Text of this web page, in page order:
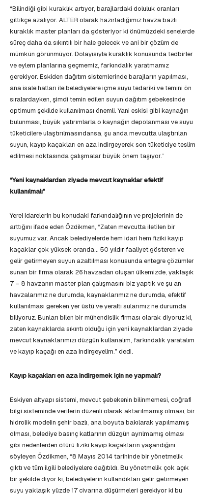
“Bilindiği gibi kuraklık artıyor, barajlardaki doluluk oranları
gittikçe azalıyor. ALTER olarak hazırladığımız havza bazlı
kuraklık master planları da gösteriyor ki önümüzdeki senelerde
süreç daha da sıkıntılı bir hale gelecek ve ani bir çözüm de
mümkün görünmüyor. Dolayısıyla kuraklık konusunda tedbirler
ve eylem planlarına geçmemiz, farkındalık yaratmamız
gerekiyor. Eskiden dağıtım sistemlerinde barajların yapılması,
ana isale hatları ile belediyelere içme suyu tedariki ve temini ön
sıralardayken, şimdi temin edilen suyun dağıtım şebekesinde
optimum şekilde kullanılması önemli. Yani eskisi gibi kaynağın
bulunması, büyük yatırımlarla o kaynağın depolanması ve suyu
tüketicilere ulaştırılmasındansa, şu anda mevcutta ulaştırılan
suyun, kayıp kaçakları en aza indirgeyerek son tüketiciye teslim
edilmesi noktasında çalışmalar büyük önem taşıyor.”
“Yeni kaynaklardan ziyade mevcut kaynaklar efektif
kullanılmalı”
Yerel idarelerin bu konudaki farkındalığının ve projelerinin de
arttığını ifade eden Özdikmen, “Zaten mevcutta iletilen bir
suyumuz var. Ancak belediyelerde hem idari hem fiziki kayıp
kaçaklar çok yüksek oranda… 50 yıldır faaliyet gösteren ve
gelir getirmeyen suyun azaltılması konusunda entegre çözümler
sunan bir firma olarak 26 havzadan oluşan ülkemizde, yaklaşık
7 – 8 havzanın master plan çalışmasını biz yaptık ve şu an
havzalarımız ne durumda, kaynaklarımız ne durumda, efektif
kullanılması gereken yer üstü ve yeraltı sularımız ne durumda
biliyoruz. Bunları bilen bir mühendislik firması olarak diyoruz ki,
zaten kaynaklarda sıkıntı olduğu için yeni kaynaklardan ziyade
mevcut kaynaklarımızı düzgün kullanalım, farkındalık yaratalım
ve kayıp kaçağı en aza indirgeyelim.” dedi.
Kayıp kaçakları en aza indirgemek için ne yapmalı?
Eskiyen altyapı sistemi, mevcut şebekenin bilinmemesi, coğrafi
bilgi sisteminde verilerin düzenli olarak aktarılmamış olması, bir
hidrolik modelin şehir bazlı, ana boyuta bakılarak yapılmamış
olması, belediye basınç katlarının düzgün ayrılmamış olması
gibi nedenlerden ötürü fiziki kayıp kaçakların yaşandığını
söyleyen Özdikmen, “8 Mayıs 2014 tarihinde bir yönetmelik
çıktı ve tüm ilgili belediyelere dağıtıldı. Bu yönetmelik çok açık
bir şekilde diyor ki, belediyelerin kullandıkları gelir getirmeyen
suyu yaklaşık yüzde 17 civarına düşürmeleri gerekiyor ki bu